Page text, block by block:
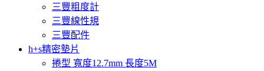
三豐粗度計
三豐線性規
三豐配件
h+s精密墊片
捲型 寬度12.7mm 長度5M